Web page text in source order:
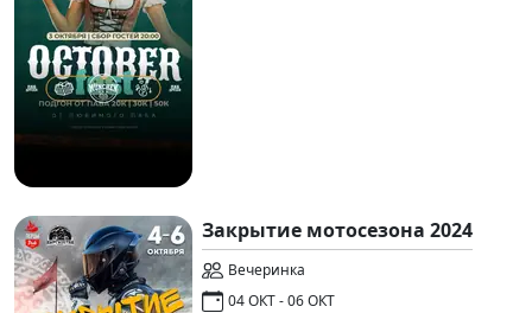
Закрытие мотосезона 2024
Вечеринка
04 ОКТ - 06 ОКТ